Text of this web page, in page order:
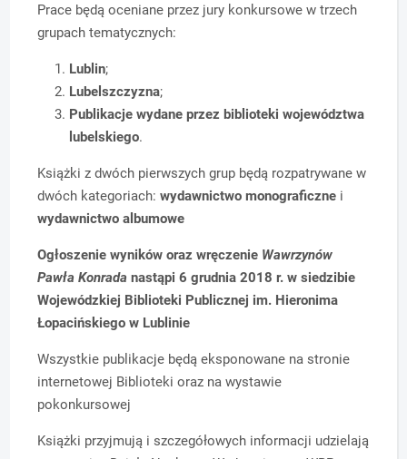
Prace będą oceniane przez jury konkursowe w trzech
grupach tematycznych:
Lublin;
Lubelszczyzna;
Publikacje wydane przez biblioteki województwa
lubelskiego.
Książki z dwóch pierwszych grup będą rozpatrywane w
dwóch kategoriach:wydawnictwo monograficzne i
wydawnictwo albumowe
Ogłoszenie wyników oraz wręczenie Wawrzynów
Pawła Konrada nastąpi 6 grudnia 2018 r. w siedzibie
Wojewódzkiej Biblioteki Publicznej im. Hieronima
Łopacińskiego w Lublinie
Wszystkie publikacje będą eksponowane na stronie
internetowej Biblioteki oraz na wystawie
pokonkursowej
Książki przyjmują i szczegółowych informacji udzielają